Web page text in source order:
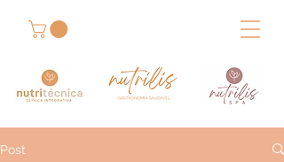
Post